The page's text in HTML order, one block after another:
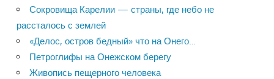
Сокровища Карелии — страны, где небо не
рассталось с землей
«Делос, остров бедный» что на Онего…
Петроглифы на Онежском берегу
Живопись пещерного человека